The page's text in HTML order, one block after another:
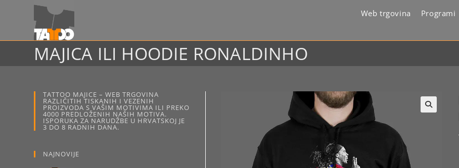
Web trgovina Programi
MAJICA ILI HOODIE RONALDINHO
TATTOO MAJICE – WEB TRGOVINA
RAZLIČITIH TISKANIH I VEZENIH
PROIZVODA S VAŠIM MOTIVIMA ILI PREKO
4000 PREDLOŽENIH NAŠIH MOTIVA.
ISPORUKA ZA NARUDŽBE U HRVATSKOJ JE
3 DO 8 RADNIH DANA.
NAJNOVIJE